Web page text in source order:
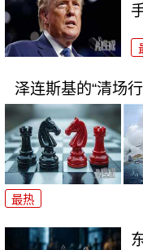
泽连斯基的“清场
最热